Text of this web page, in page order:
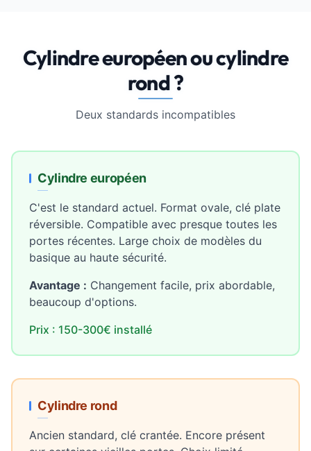
Cylindre européen ou cylindre
rond ?
Deux standards incompatibles
Cylindre européen
C'est le standard actuel. Format ovale, clé plate
réversible. Compatible avec presque toutes les
portes récentes. Large choix de modèles du
basique au haute sécurité.
Avantage : Changement facile, prix abordable,
beaucoup d'options.
Prix : 150-300€ installé
Cylindre rond
Ancien standard, clé crantée. Encore présent